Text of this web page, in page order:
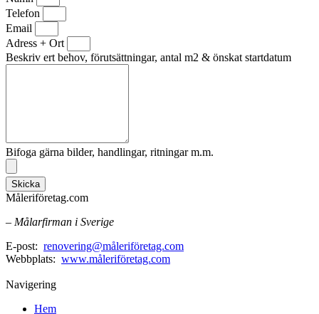
Telefon
Email
Adress + Ort
Beskriv ert behov, förutsättningar, antal m2 & önskat startdatum
Bifoga gärna bilder, handlingar, ritningar m.m.
Skicka
Måleriföretag.com
– Målarfirman i Sverige
E-post: renovering@måleriföretag.com
Webbplats: www.måleriföretag.com
Navigering
Hem